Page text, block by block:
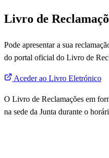
Livro de
Pode apresentar a sua
do portal oficial do Livro de
Aceder ao Livro Eletrónico
O Livro de Reclamações em
na sede da Junta durante o